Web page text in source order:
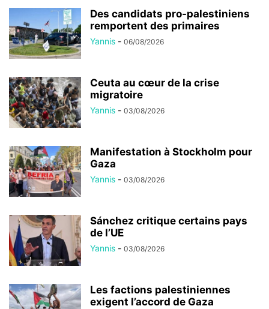
Des candidats pro-palestiniens
remportent des primaires
Yannis - 06/08/2026
Ceuta au cœur de la crise
migratoire
Yannis - 03/08/2026
Manifestation à Stockholm pour
Gaza
Yannis - 03/08/2026
Sánchez critique certains pays
de l’UE
Yannis - 03/08/2026
Les factions palestiniennes
exigent l’accord de Gaza